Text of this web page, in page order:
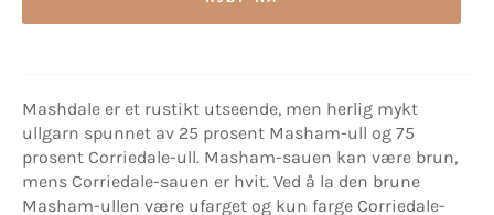
Mashdale er et rustikt utseende, men herlig mykt
ullgarn spunnet av 25 prosent Masham-ull og 75
prosent Corriedale-ull. Masham-sauen kan være brun,
mens Corriedale-sauen er hvit. Ved å la den brune
Masham-ullen være ufarget og kun farge Corriedale-